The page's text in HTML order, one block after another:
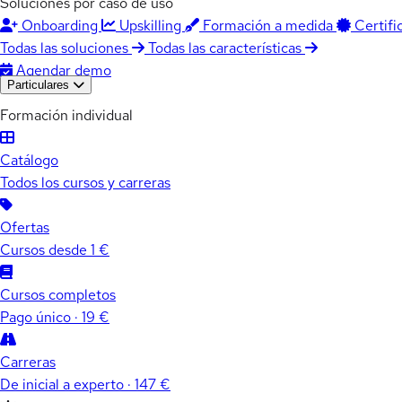
Onboarding
Upskilling Formación a medida
Todas las soluciones
Todas las características
Agendar demo
Particulares
Formación individual
Catálogo
Todos los cursos y carreras
Ofertas
Cursos desde 1 €
Cursos completos
Pago único · 19 €
Carreras
De inicial a experto · 147 €